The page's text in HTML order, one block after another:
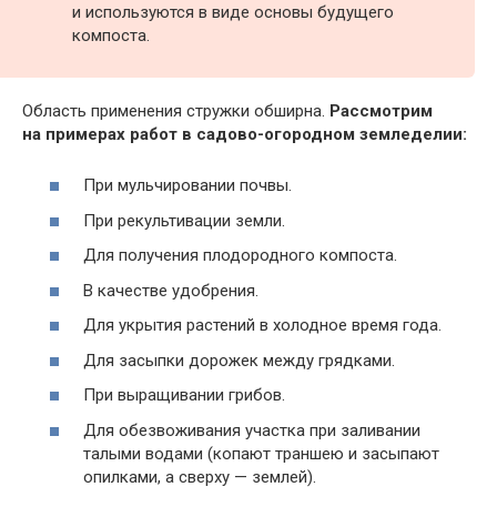
и используются в виде основы будущего
компоста.
Область применения стружки обширна. Рассмотрим
на примерах работ в садово-огородном земледелии:
При мульчировании почвы.
При рекультивации земли.
Для получения плодородного компоста.
В качестве удобрения.
Для укрытия растений в холодное время года.
Для засыпки дорожек между грядками.
При выращивании грибов.
Для обезвоживания участка при заливании
талыми водами (копают траншею и засыпают
опилками, а сверху — землей).